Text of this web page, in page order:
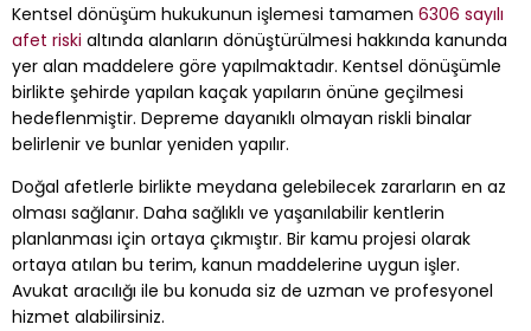
Kentsel dönüşüm hukukunun işlemesi tamamen 6306 sayılı
afet riski altında alanların dönüştürülmesi hakkında kanunda
yer alan maddelere göre yapılmaktadır. Kentsel dönüşümle
birlikte şehirde yapılan kaçak yapıların önüne geçilmesi
hedeflenmiştir. Depreme dayanıklı olmayan riskli binalar
belirlenir ve bunlar yeniden yapılır.
Doğal afetlerle birlikte meydana gelebilecek zararların en az
olması sağlanır. Daha sağlıklı ve yaşanılabilir kentlerin
planlanması için ortaya çıkmıştır. Bir kamu projesi olarak
ortaya atılan bu terim, kanun maddelerine uygun işler.
Avukat aracılığı ile bu konuda siz de uzman ve profesyonel
hizmet alabilirsiniz.